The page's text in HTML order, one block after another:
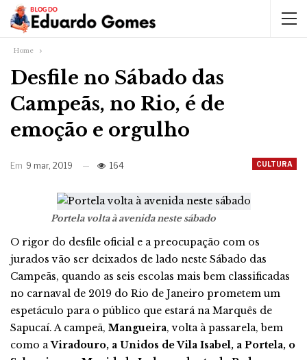
Home
Desfile no Sábado das
Campeãs, no Rio, é de
emoção e orgulho
CULTURA
Em 9 mar, 2019 164
Portela volta à avenida neste sábado
O rigor do desfile oficial e a preocupação com os
jurados vão ser deixados de lado neste Sábado das
Campeãs, quando as seis escolas mais bem classificadas
no carnaval de 2019 do Rio de Janeiro prometem um
espetáculo para o público que estará na Marquês de
Sapucaí. A campeã, Mangueira, volta à passarela, bem
como aViradouro, a Unidos de Vila Isabel, a Portela, o